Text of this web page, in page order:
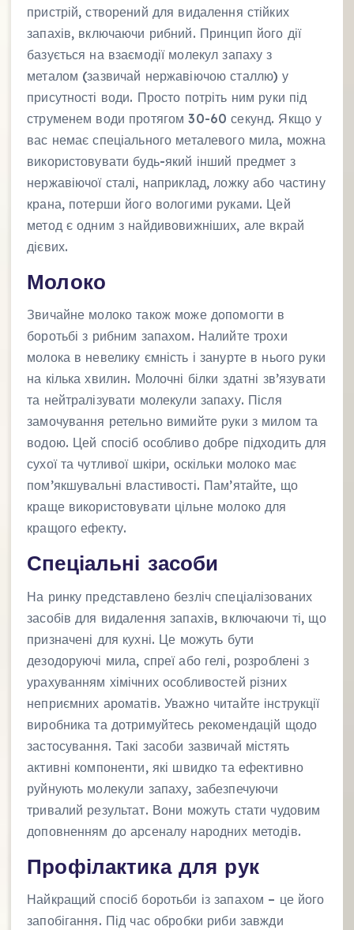
пристрій, створений для видалення стійких
запахів, включаючи рибний. Принцип його дії
базується на взаємодії молекул запаху з
металом (зазвичай нержавіючою сталлю) у
присутності води. Просто потріть ним руки під
струменем води протягом 30-60 секунд. Якщо у
вас немає спеціального металевого мила, можна
використовувати будь-який інший предмет з
нержавіючої сталі, наприклад, ложку або частину
крана, потерши його вологими руками. Цей
метод є одним з найдивовижніших, але вкрай
дієвих.
Молоко
Звичайне молоко також може допомогти в
боротьбі з рибним запахом. Налийте трохи
молока в невелику ємність і занурте в нього руки
на кілька хвилин. Молочні білки здатні зв’язувати
та нейтралізувати молекули запаху. Після
замочування ретельно вимийте руки з милом та
водою. Цей спосіб особливо добре підходить для
сухої та чутливої шкіри, оскільки молоко має
пом’якшувальні властивості. Пам’ятайте, що
краще використовувати цільне молоко для
кращого ефекту.
Спеціальні засоби
На ринку представлено безліч спеціалізованих
засобів для видалення запахів, включаючи ті, що
призначені для кухні. Це можуть бути
дезодоруючі мила, спреї або гелі, розроблені з
урахуванням хімічних особливостей різних
неприємних ароматів. Уважно читайте інструкції
виробника та дотримуйтесь рекомендацій щодо
застосування. Такі засоби зазвичай містять
активні компоненти, які швидко та ефективно
руйнують молекули запаху, забезпечуючи
тривалий результат. Вони можуть стати чудовим
доповненням до арсеналу народних методів.
Профілактика для рук
Найкращий спосіб боротьби із запахом – це його
запобігання. Під час обробки риби завжди